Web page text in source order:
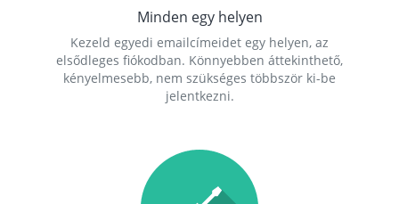
Minden egy helyen
Kezeld egyedi emailcímeidet egy helyen, az
elsődleges fiókodban. Könnyebben áttekinthető,
kényelmesebb, nem szükséges többször ki-be
jelentkezni.